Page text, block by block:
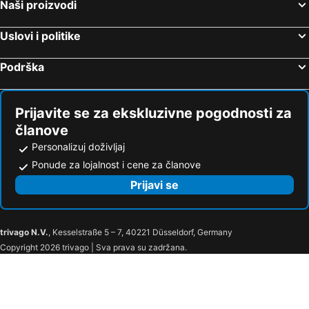
Naši proizvodi
Uslovi i politike
Podrška
Prijavite se za ekskluzivne pogodnosti za
članove
Personalizuj doživljaj
Ponude za lojalnost i cene za članove
Prijavi se
trivago N.V., Kesselstraße 5 – 7, 40221 Düsseldorf, Germany
Copyright 2026 trivago | Sva prava su zadržana.